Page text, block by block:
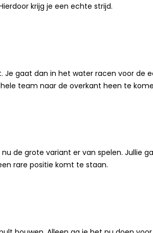
krijg je een echte strijd.
gaat dan in het water racen voor de
team naar de overkant heen te
de grote variant er van spelen.
rare positie komt te staan.